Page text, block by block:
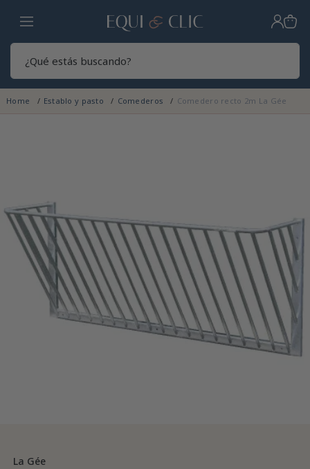
Hogar
Home Establo y pasto Comederos Comedero recto 2m La Gée
La Gée